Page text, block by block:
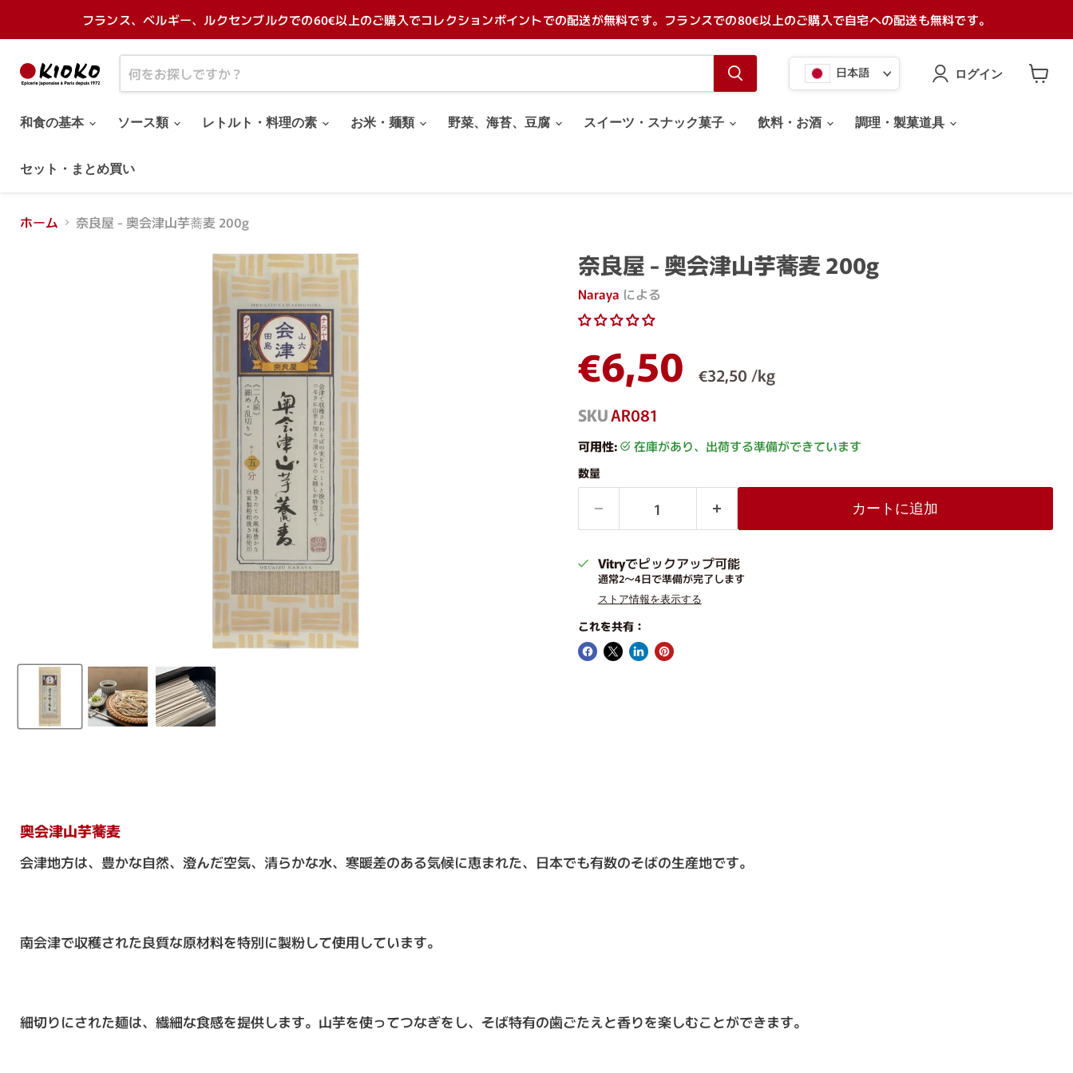
フランス、ベルギー、ルクセンブルクでの60€以上のご購入でコレクションポイントでの配送が無料です。フランスでの80€以上のご購入で自宅への配送も無料です。
言
語
日本語 ログイン
カ
和食の基本 ソース類 レトルト・料理の素 お米・麺類 野菜、海苔、豆腐 スイーツ・スナック菓子 飲料・お酒 調理・製菓道具
セット・まとめ買い
ホーム 奈良屋 - 奥会津山芋蕎麦 200g
奈良屋 - 奥会津山芋蕎麦 200g
Naraya による
現在の価格
€6,50
€32,50 /kg
SKUAR081
可用性: 在庫があり、出荷する準備ができています
数量
カートに追加
Vitryでピックアップ可能
通常2〜4日で準備が完了します
ストア情報を表示する
これを共有：
奥会津山芋蕎麦
会津地方は、豊かな自然、澄んだ空気、清らかな水、寒暖差のある気候に恵まれた、日本でも有数のそばの生産地です。
南会津で収穫された良質な原材料を特別に製粉して使用しています。
細切りにされた麺は、繊細な食感を提供します。山芋を使ってつなぎをし、そば特有の歯ごたえと香りを楽しむことができます。